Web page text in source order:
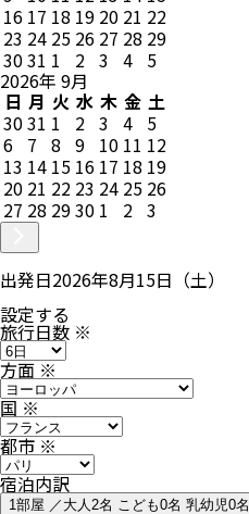
16 17 18 19 20 21 22
23 24 25 26 27 28 29
3031 1 2 3 4 5
2026年 9月
日 月 火 水 木 金 土
3031 1 2 3 4 5
6 7 8 9 10 11 12
13 14 15 16 17 18 19
20 21 22 23 24 25 26
27 28 2930 1 2 3
出発日2026年8月15日（土）
設定する
旅行日数 ※
方面※
国※
都市※
宿泊内訳
1部屋 ／大人2名 こども0名 乳幼児0名